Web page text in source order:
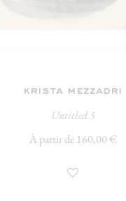
krista mezzadri
Untitled 5
À partir de 160,00 €